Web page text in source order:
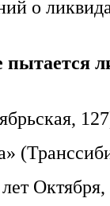
о
Октября,